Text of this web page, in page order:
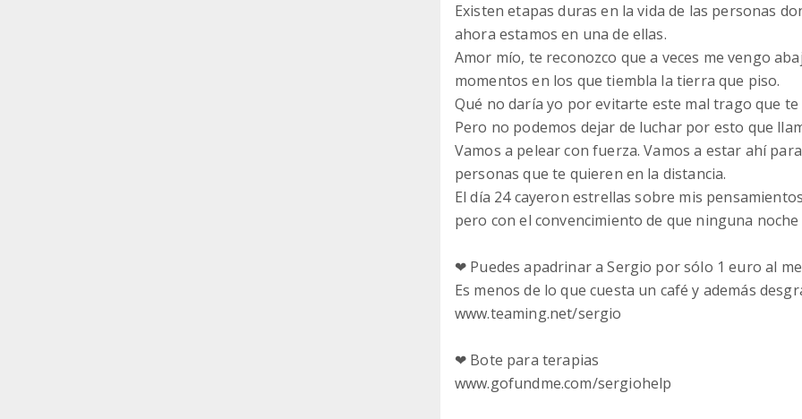
Existen etapas duras en la vida de las personas
ahora estamos en una de ellas.
Amor mío, te reconozco que a veces me vengo
momentos en los que tiembla la tierra que piso.
Qué no daría yo por evitarte este mal trago que te
Pero no podemos dejar de luchar por esto que
Vamos a pelear con fuerza. Vamos a estar ahí
personas que te quieren en la distancia.
El día 24 cayeron estrellas sobre mis
pero con el convencimiento de que ninguna
❤ Puedes apadrinar a Sergio por sólo 1 euro al
Es menos de lo que cuesta un café y además
www.teaming.net/sergio
❤ Bote para terapias
www.gofundme.com/sergiohelp